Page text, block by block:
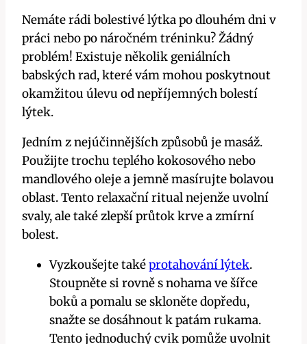
Nemáte rádi bolestivé lýtka ⁣po dlouhém dni ‍v
práci nebo po náročném tréninku? Žádný
⁢problém! Existuje několik geniálních
babských rad, které​ vám mohou poskytnout
⁤okamžitou úlevu od nepříjemných ‍bolestí
lýtek.
Jedním z nejúčinnějších způsobů je masáž.
Použijte ⁣trochu ‌teplého kokosového nebo
mandlového oleje a jemně masírujte bolavou
oblast. Tento⁣ relaxační‌ ritual nejenže uvolní
svaly, ale‌ také zlepší průtok krve a zmírní‍
bolest.
Vyzkoušejte taképrotahování lýtek.
Stoupněte si rovně‍ s nohama ve šířce
boků a pomalu‍ se skloněte dopředu,
⁣snažte⁣ se ⁣dosáhnout‌ k patám rukama.
‍Tento‌ jednoduchý cvik pomůže uvolnit